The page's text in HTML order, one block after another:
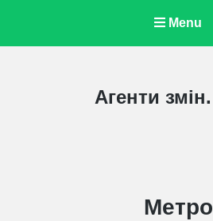
Menu
Агенти
Метро